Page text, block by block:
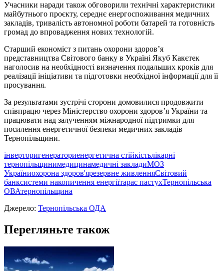
Учасники наради також обговорили технічні характеристики
майбутнього проєкту, середнє енергоспоживання медичних
закладів, тривалість автономної роботи батарей та готовність
громад до впровадження нових технологій.
Старший економіст з питань охорони здоров’я
представництва Світового банку в Україні Якуб Какєтек
наголосив на необхідності визначення подальших кроків для
реалізації ініціативи та підготовки необхідної інформації для її
просування.
За результатами зустрічі сторони домовилися продовжити
співпрацю через Міністерство охорони здоров’я України та
працювати над залученням міжнародної підтримки для
посилення енергетичної безпеки медичних закладів
Тернопільщини.
інверторигенераториенергетична стійкістьлікарні
тернопільщинимедицинамедичні закладиМОЗ
Україниохорона здоров'ярезервне живленняСвітовий
банксистеми накопичення енергіїтарас пастухТернопільська
ОВАтернопільщина
Джерело: Тернопільська ОДА
Перегляньте також